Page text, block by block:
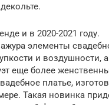
и в 2020-2021 году.
элементы
и воздушности,
еще более
платье,
Такая новинка